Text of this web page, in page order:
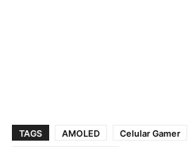
TAGS AMOLED Celular Gamer